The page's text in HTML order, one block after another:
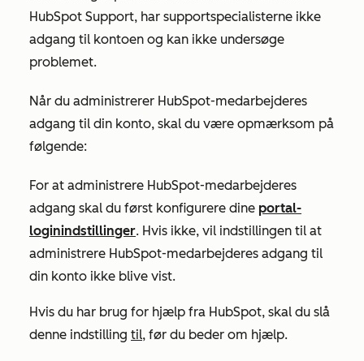
HubSpot Support, har supportspecialisterne ikke
adgang til kontoen og kan ikke undersøge
problemet.
Når du administrerer HubSpot-medarbejderes
adgang til din konto, skal du være opmærksom på
følgende:
For at administrere HubSpot-medarbejderes
adgang skal du først konfigurere dine portal-
loginindstillinger. Hvis ikke, vil indstillingen til at
administrere HubSpot-medarbejderes adgang til
din konto ikke blive vist.
Hvis du har brug for hjælp fra HubSpot, skal du slå
denne indstilling til, før du beder om hjælp.